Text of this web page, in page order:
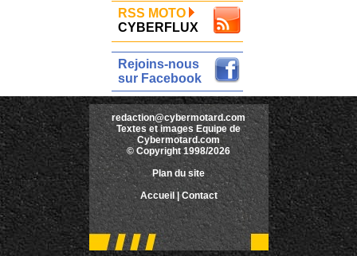
RSS MOTO
CYBERFLUX
Rejoins-nous
sur Facebook
redaction@cybermotard.com
Textes et images Equipe de
Cybermotard.com
© Copyright 1998/2026
Plan du site
Accueil |Contact